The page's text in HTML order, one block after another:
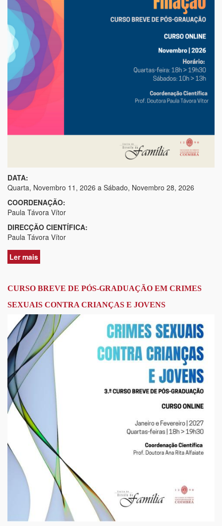
DATA:
Quarta, Novembro 11, 2026 a Sábado, Novembro 28, 2026
COORDENAÇÃO:
Paula Távora Vítor
DIRECÇÃO CIENTÍFICA:
Paula Távora Vítor
Ler mais
de
BREVE
PÓS-
GRADUAÇÃO
EM
ESTABELECIMENTO
DA
FILIAÇÃO
CURSO BREVE DE PÓS-GRADUAÇÃO EM CRIMES
SEXUAIS CONTRA CRIANÇAS E JOVENS